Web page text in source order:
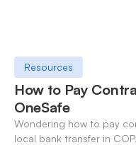
Resources
How to Pay
OneSafe
Wondering how to pay
local bank transfer in